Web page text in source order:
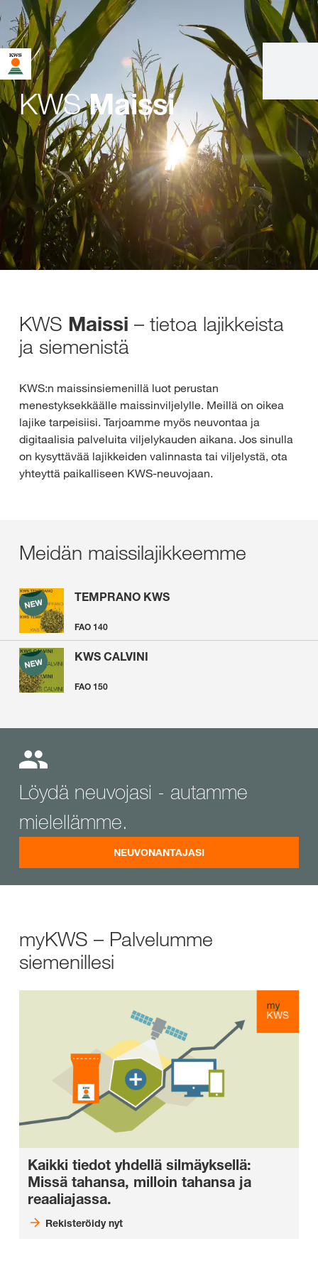
KWSMaissi
KWS Maissi – tietoa lajikkeista
ja siemenistä
KWS:n maissinsiemenillä luot perustan
menestyksekkäälle maissinviljelylle. Meillä on oikea
lajike tarpeisiisi. Tarjoamme myös neuvontaa ja
digitaalisia palveluita viljelykauden aikana. Jos sinulla
on kysyttävää lajikkeiden valinnasta tai viljelystä, ota
yhteyttä paikalliseen KWS-neuvojaan.
Meidän maissilajikkeemme
TEMPRANO KWS
FAO 140
KWS CALVINI
FAO 150
Löydä neuvojasi - autamme
mielellämme.
NEUVONANTAJASI
myKWS – Palvelumme
siemenillesi
Kaikki tiedot yhdellä silmäyksellä:
Missä tahansa, milloin tahansa ja
reaaliajassa.
Rekisteröidy nyt